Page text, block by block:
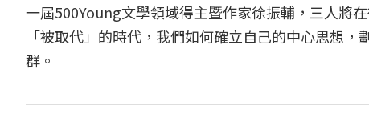
一屆500Young文學領域得主暨作家徐振輔，三人將
「被取代」的時代，我們如何確立自己的中心思想
群。